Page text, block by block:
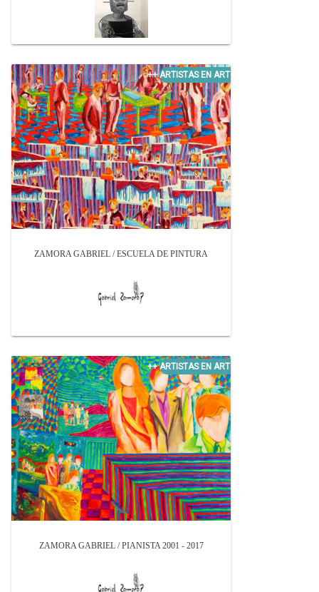
ZAMORA GABRIEL / ESCUELA DE PINTURA
ZAMORA GABRIEL / PIANISTA 2001 - 2017